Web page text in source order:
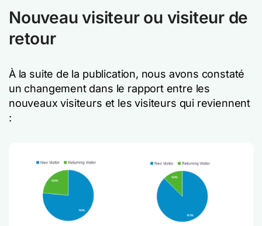
Nouveau visiteur ou visiteur de
retour
À la suite de la publication, nous avons constaté
un changement dans le rapport entre les
nouveaux visiteurs et les visiteurs qui reviennent
: